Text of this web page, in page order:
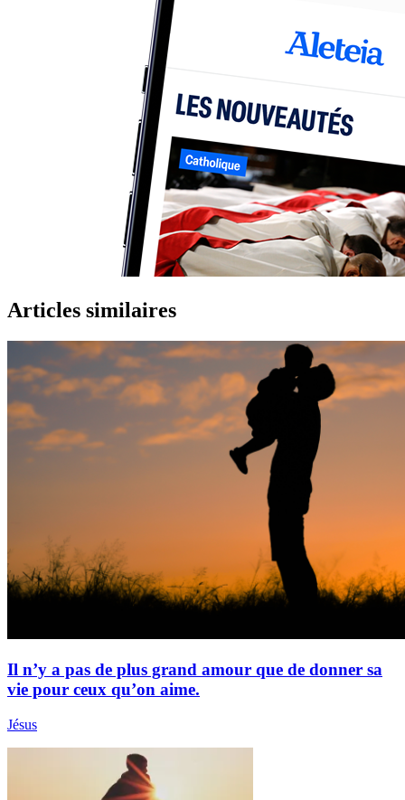
Articles similaires
Il n’y a pas de plus grand amour que de donner sa
vie pour ceux qu’on aime.
Jésus